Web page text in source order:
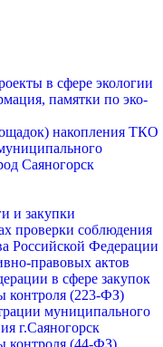
в сфере экологии
памятки по эко-
накопления ТКО
Саяногорск
и закупки
проверки соблюдения
Российской Федерации
правовых актов
в сфере закупок
контроля (223-ФЗ)
муниципального
г.Саяногорск